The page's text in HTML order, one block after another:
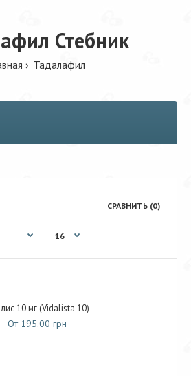
Стебник
Тадалафил
СРАВНИТЬ (0)
10 мг (Vidalista 10)
От 195.00 грн